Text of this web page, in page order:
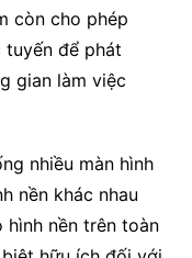
còn cho phép
để phát
gian làm việc
nhiều màn hình
nền khác nhau
nền trên toàn